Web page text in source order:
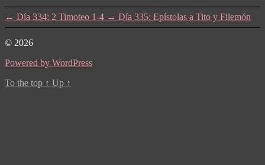
← Día 334: 2 Timoteo 1-4 → Día 335: Epístolas a Tito y Filemón
© 2026
Powered by WordPress
To the top ↑ Up ↑